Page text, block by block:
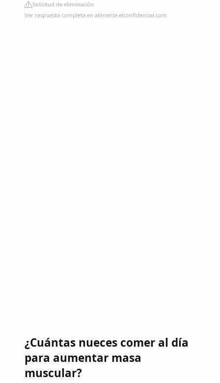
Solicitud de eliminación
Ver respuesta completa en alimente.elconfidencial.com
¿Cuántas nueces comer al día
para aumentar masa
muscular?